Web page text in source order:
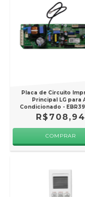
Placa de Circuito
Principal LG para
Condicionado -
R$708,94